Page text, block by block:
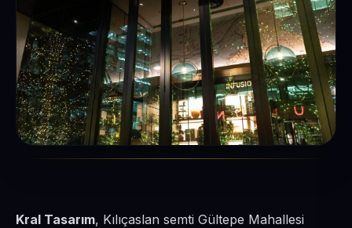
Kral Tasarım, Kılıçaslan semti Gültepe Mahallesi